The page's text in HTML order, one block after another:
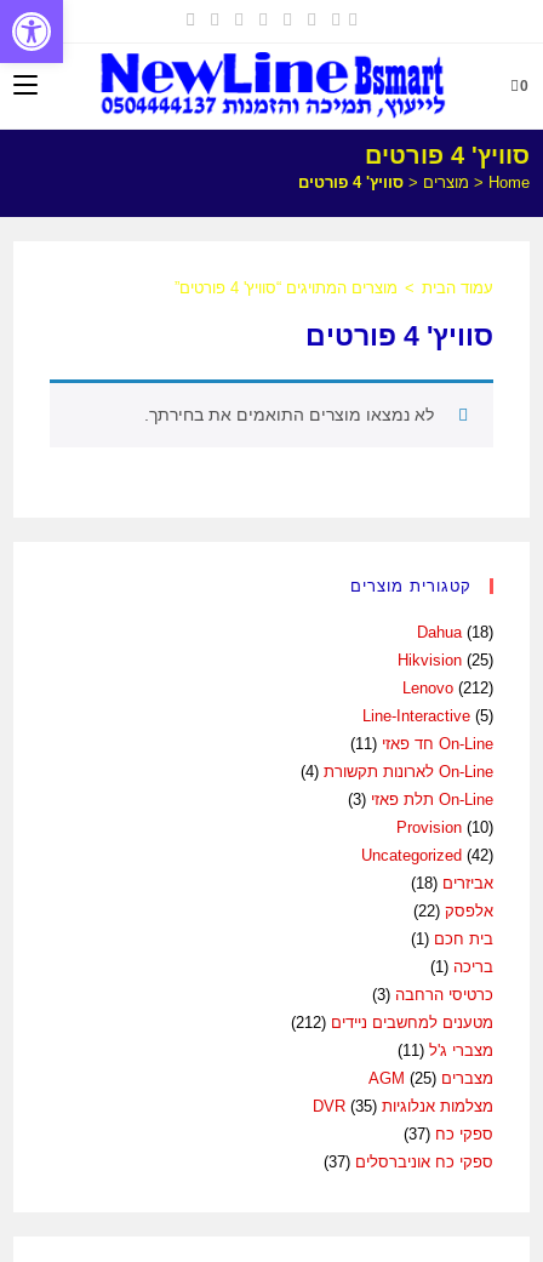
0
סוויץ' 4 פורטים
Home
< מוצרים <סוויץ' 4 פורטים
עמוד הבית > מוצרים המתויגים “סוויץ' 4 פורטים”
סוויץ' 4 פורטים
לא נמצאו מוצרים התואמים את בחירתך.
קטגורית מוצרים
Dahua (18)
Hikvision (25)
Lenovo (212)
Line-Interactive (5)
On-Line חד פאזי
(11)
On-Line לארונות תקשורת
(4)
On-Line תלת פאזי
(3)
Provision (10)
Uncategorized (42)
אביזרים (18)
אלפסק (22)
בית חכם (1)
בריכה (1)
כרטיסי הרחבה (3)
מטענים למחשבים ניידים (212)
מצברי ג'ל (11)
מצברים AGM(25)
מצלמות אנלוגיות DVR(35)
ספקי כח (37)
ספקי כח אוניברסלים (37)